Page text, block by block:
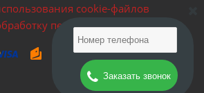
Заказать звонок
cookie-файлов
персональных данных